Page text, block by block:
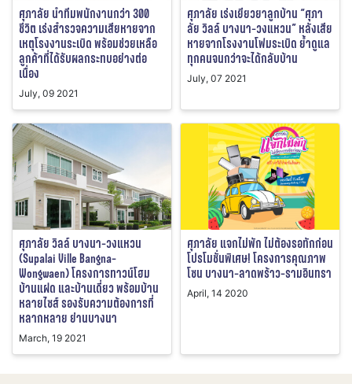
ศุภาลัย นำทีมพนักงานกว่า 300
ชีวิต เร่งสำรวจความเสียหายจาก
เหตุโรงงานระเบิด พร้อมช่วยเหลือ
ลูกค้าที่ได้รับผลกระทบอย่างต่อ
เนื่อง
July, 09 2021
ศุภาลัย เร่งเยียวยาลูกบ้าน “ศุภา
ลัย วิลล์ บางนา-วงแหวน” หลังเสีย
หายจากโรงงานโฟมระเบิด ย้ำดูแล
ทุกคนจนกว่าจะได้กลับบ้าน
July, 07 2021
ศุภาลัย วิลล์ บางนา-วงแหวน
(Supalai Ville Bangna-
Wongwaen) โครงการทาวน์โฮม
บ้านแฝด และบ้านเดี่ยว พร้อมบ้าน
หลายไซส์ รองรับความต้องการที่
หลากหลาย ย่านบางนา
March, 19 2021
ศุภาลัย แจกไม่พัก ไม่ต้องรอทักก่อน
โปรโมชั่นพิเศษ! โครงการคุณภาพ
โซน บางนา-ลาดพร้าว-รามอินทรา
April, 14 2020